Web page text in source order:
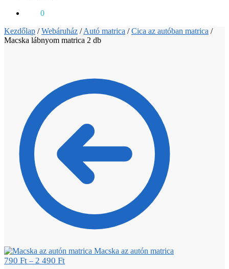
0
Kezdőlap /Webáruház /Autó matrica /Cica az autóban matrica /
Macska lábnyom matrica 2 db
Macska az autón matrica
790 Ft – 2 490 Ft